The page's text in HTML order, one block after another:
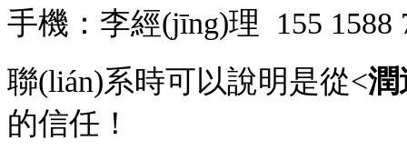
手機：李經(jīng)理 155 1588
聯(lián)系時可以說明是從<潤
的信任！